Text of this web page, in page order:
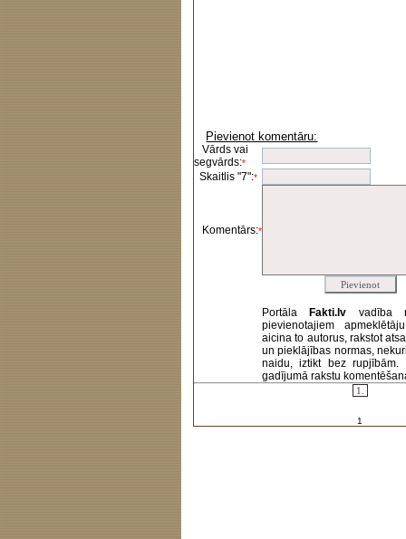
Pievienot komentāru:
Vārds vai
segvārds:*
Skaitlis "7":*
Komentārs:*
Portāla Fakti.lv vadība
pievienotajiem
aicina to autorus, rakstot
un pieklājības normas,
naidu, iztikt bez rupjībām.
gadījumā rakstu
1.
1